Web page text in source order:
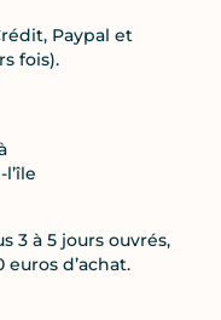
Paypal et
fois).
3 à 5 jours ouvrés,
d’achat.